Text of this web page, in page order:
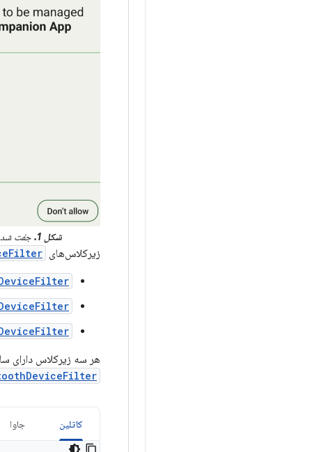
شکل 1. جفت
زیرکلاس‌های
هر سه زیرکلاس دارای
کاتلین جاوا